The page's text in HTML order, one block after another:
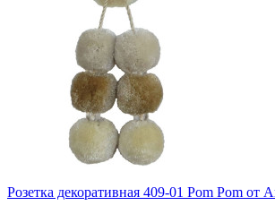
Розетка декоративная 409-01 Pom Pom от